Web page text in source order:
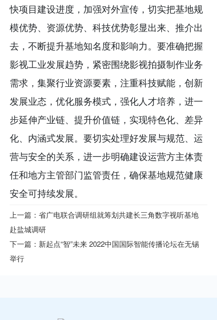
快项目建设进度，加强对外宣传，切实把基地规
模优势、资源优势、科技优势彰显出来、推介出
去，不断提升基地知名度和影响力。要准确把握
影视工业发展趋势，紧密围绕影视拍摄制作业务
需求，集聚行业资源要素，注重科技赋能，创新
发展业态，优化服务模式，强化人才培养，进一
步延伸产业链、提升价值链，实现特色化、差异
化、内涵式发展。要切实处理好发展与规范、运
营与安全的关系，进一步明确建设运营方主体责
任和地方主管部门监管责任，确保基地规范健康
安全可持续发展。
上一篇：省广电联合调研组就筹划共建长三角数字视听基地
赴盐城调研
下一篇：新起点“智”未来 2022中国国际智能传播论坛在无锡
举行